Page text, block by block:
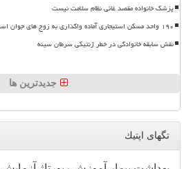
پزشک خانواده مقصد غائی نظام سلامت نیست
۱۹۰ واحد مسکن استیجاری آماده واگذاری به زوج های جوان است
نقش سابقه خانوادگی در خطر ژنتیکی سرطان سینه
جدیدترین ها
تگهای اپتیك